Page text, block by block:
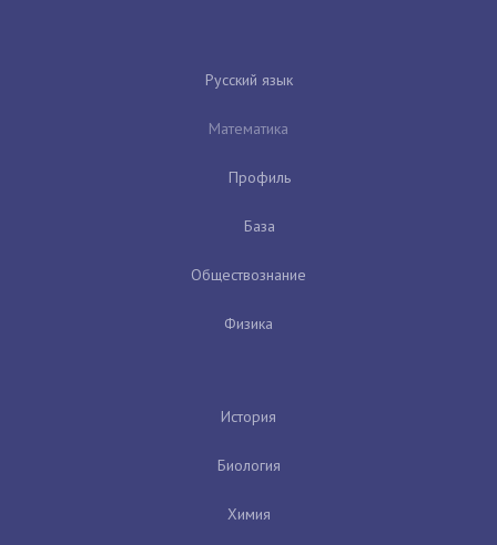
Русский язык
Математика
Профиль
База
Обществознание
Физика
История
Биология
Химия